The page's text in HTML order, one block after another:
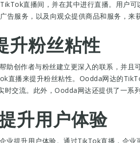
直播间，并在其中进行直播。用户
告服务，以及向观众提供商品和服务，
升粉丝粘性
助创作者与粉丝建立更深入的联系，并
直播来提升粉丝粘性。Oodda网达的
交流。此外，Oodda网达还提供了一系
升用户体验
业提升用户体验。通过TikTok直播，企